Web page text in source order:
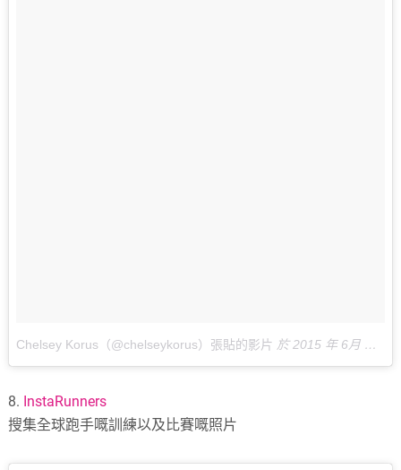
Chelsey Korus（@chelseykorus）張貼的影片 於2015 年 6月 月 23 11:48上午 PDT
8. InstaRunners
搜集全球跑手嘅訓練以及比賽嘅照片